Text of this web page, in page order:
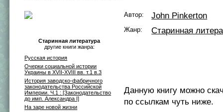
Старинная литература
другие книги жанра:
Русская история
Очерки социальной истории
Украины в XVII-XVIII вв. т.1 в.3
История заводско-фабричного
законодательства Российской
Империи. Ч.1 : [Законодательство
до имп. Александра I]
На заре новой жизни
Автор: John Pinkerton
Жанр: Старинная
Данную книгу можно
по ссылкам чуть ниже.